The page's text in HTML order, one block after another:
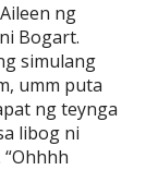
ng
Bogart.
simulang
umm puta
ng teynga
libog ni